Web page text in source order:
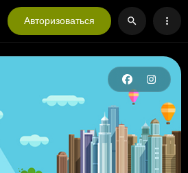
Авторизоваться